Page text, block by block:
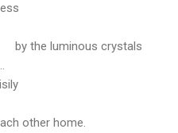
by the luminous crystals
other home.